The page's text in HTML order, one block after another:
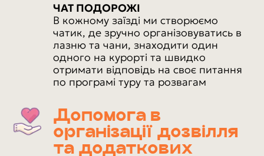
ЧАТ ПОДОРОЖІ
В кожному заїзді ми створюємо
чатик, де зручно організовуватись в
лазню та чани, знаходити один
одного на курорті та швидко
отримати відповідь на своє питання
по програмі туру та розвагам
Допомога в
організації дозвілля
та додаткових